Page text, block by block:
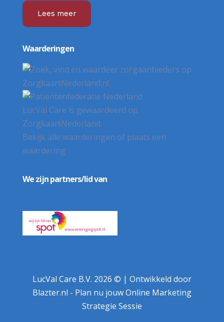
Lees meer
Waarderingen
LucVal Care is gewaardeerd op
ZorgkaartNederland.
Bekijk alle waarderingen of plaats een
waardering
We zijn partners/lid van
LucVal Care B.V. 2026 © | Ontwikkeld door
Blazter.nl - Plan nu jouw Online Marketing
Strategie Sessie